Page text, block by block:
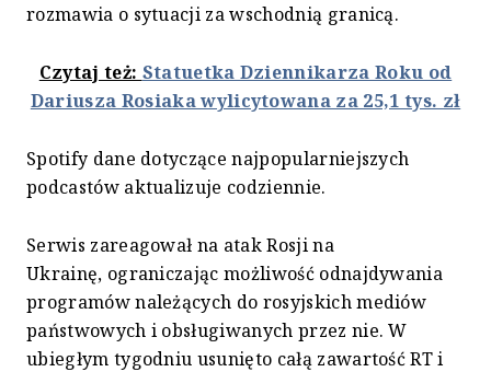
rozmawia o sytuacji za wschodnią granicą.
Czytaj też: Statuetka Dziennikarza Roku od
Dariusza Rosiaka wylicytowana za 25,1 tys. zł
Spotify dane dotyczące najpopularniejszych
podcastów aktualizuje codziennie.
Serwis zareagował na atak Rosji na
Ukrainę, ograniczając możliwość odnajdywania
programów należących do rosyjskich mediów
państwowych i obsługiwanych przez nie. W
ubiegłym tygodniu usunięto całą zawartość RT i